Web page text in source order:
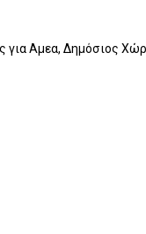
για Αμεα, Δημόσιος